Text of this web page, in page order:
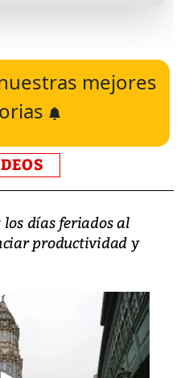
mejores
días feriados al
productividad y